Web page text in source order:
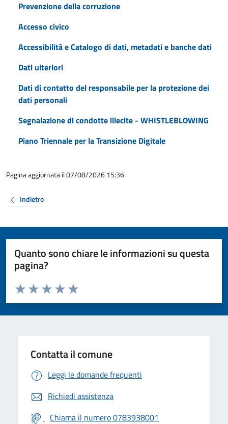
Prevenzione della corruzione
Accesso civico
Accessibilità e Catalogo di dati, metadati e banche dati
Dati ulteriori
Dati di contatto del responsabile per la protezione dei
dati personali
Segnalazione di condotte illecite - WHISTLEBLOWING
Piano Triennale per la Transizione Digitale
Pagina aggiornata il 07/08/2026 15:36
Indietro
Quanto sono chiare le informazioni su questa
pagina?
Valuta da 1 a 5 stelle la pagina
Valuta 5 stelle su 5
Valuta 4 stelle su 5
Valuta 3 stelle su 5
Valuta 2 stelle su 5
Valuta 1 stelle su 5
Contatta il comune
Leggi le domande frequenti
Richiedi assistenza
Chiama il numero 0783938001